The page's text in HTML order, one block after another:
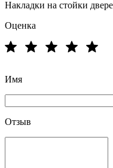
Накладки на стойки
Оценка
Имя
Отзыв